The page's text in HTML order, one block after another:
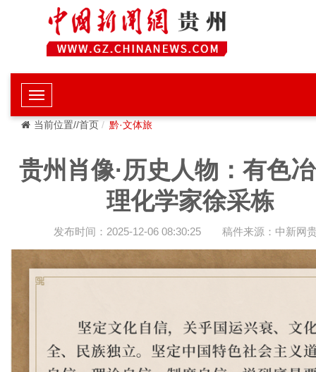
当前位置//首页 黔·文体旅
贵州肖像·历史人物：有色
理化学家徐采栋
发布时间：2025-12-06 08:30:25 稿件来源：中新网